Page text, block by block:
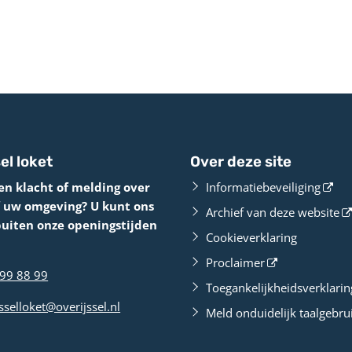
loket
klacht of melding over
omgeving? U kunt ons
onze openingstijden
88 99
Over deze site
Informatiebeveiliging
Archief van deze website
Cookieverklaring
Proclaimer
Meld onduidelijk